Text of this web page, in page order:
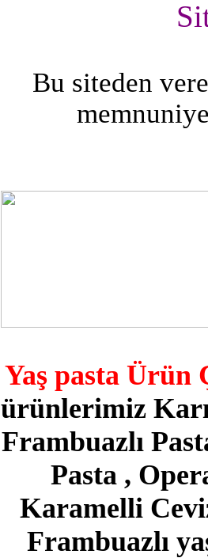
Bu siteden
Yaş pasta Ürün
ürünlerimiz
Frambuazlı
Pasta ,
Karamelli
Frambuazlı